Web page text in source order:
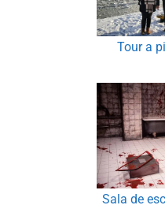
Tour a
Sala de